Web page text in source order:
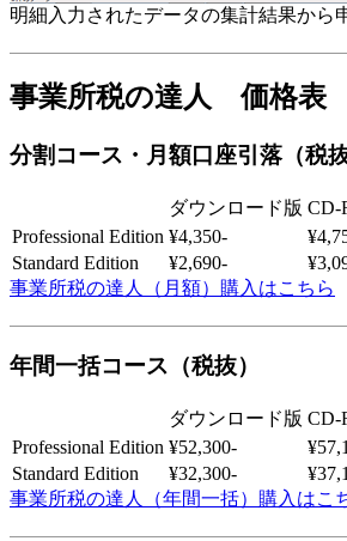
明細入力されたデータの集計結果から
事業所税の達人 価格表
分割コース・月額口座引落（税抜
ダウンロード版 CD-
Professional Edition ¥4,350-
Standard Edition
¥2,690-
事業所税の達人（月額）購入はこちら
年間一括コース（税抜）
ダウンロード版 CD-
Professional Edition ¥52,300-
Standard Edition
¥32,300-
事業所税の達人（年間一括）購入はこ